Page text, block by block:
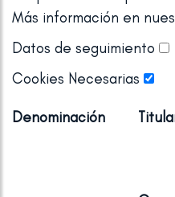
Más información en
Datos de seguimiento
Cookies Necesarias
Denominación